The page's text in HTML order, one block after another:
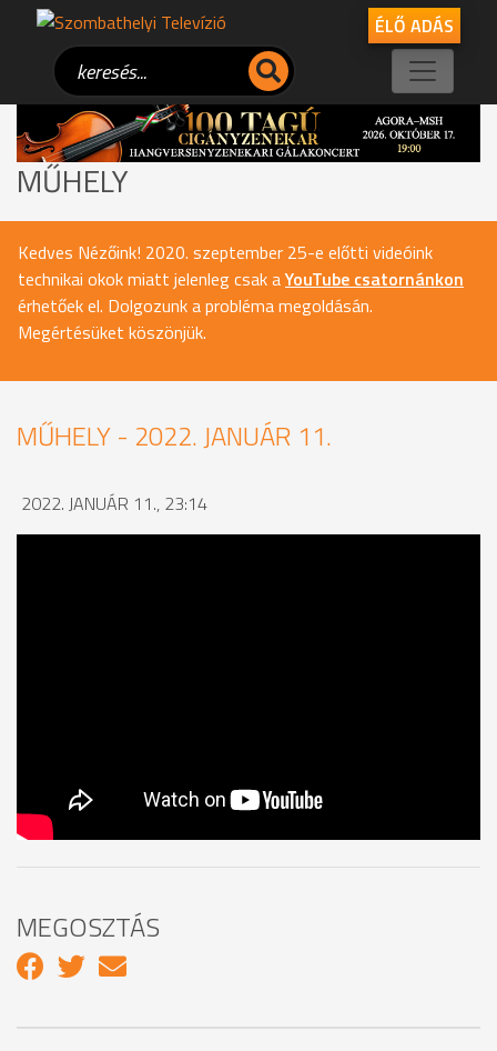
ÉLŐ ADÁS
MŰHELY
Kedves Nézőink! 2020. szeptember 25-e előtti videóink
technikai okok miatt jelenleg csak aYouTube csatornánkon
érhetőek el. Dolgozunk a probléma megoldásán.
Megértésüket köszönjük.
MŰHELY - 2022. JANUÁR 11.
2022. JANUÁR 11., 23:14
MEGOSZTÁS